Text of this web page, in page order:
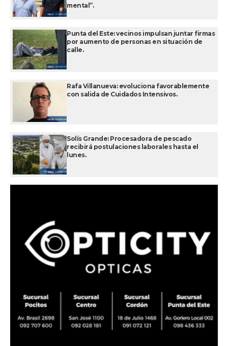
mental”.
Punta del Este: vecinos impulsan juntar firmas
por aumento de personas en situación de
calle.
Rafa Villanueva: evoluciona favorablemente
con salida de Cuidados Intensivos.
Solís Grande: Procesadora de pescado
recibirá postulaciones laborales hasta el
lunes.